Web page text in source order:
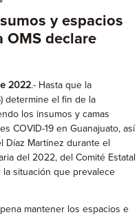
y espacios
OMS declare
2022.- Hasta que la
determine el fin de la
los insumos y camas
COVID-19 en Guanajuato, así
Díaz Martínez durante el
del 2022, del Comité Estatal
la situación que prevalece
mantener los espacios e